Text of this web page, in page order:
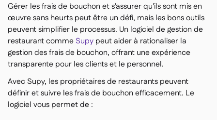
Gérer les frais de bouchon et s'assurer qu'ils sont mis en
œuvre sans heurts peut être un défi, mais les bons outils
peuvent simplifier le processus. Un logiciel de gestion de
restaurant comme Supy peut aider à rationaliser la
gestion des frais de bouchon, offrant une expérience
transparente pour les clients et le personnel.
Avec Supy, les propriétaires de restaurants peuvent
définir et suivre les frais de bouchon efficacement. Le
logiciel vous permet de :